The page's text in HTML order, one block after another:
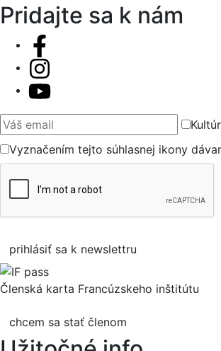
Pridajte sa k nám
Váš email
Vyznačením tejto súhlasnej ikony
prihlásiť sa k newslettru
Členská karta Francúzskeho inštitútu
chcem sa stať členom